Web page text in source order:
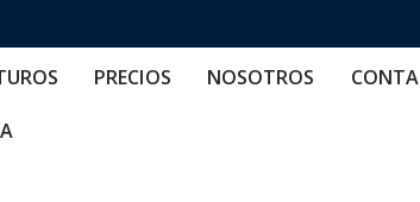
PRECIOS NOSOTROS